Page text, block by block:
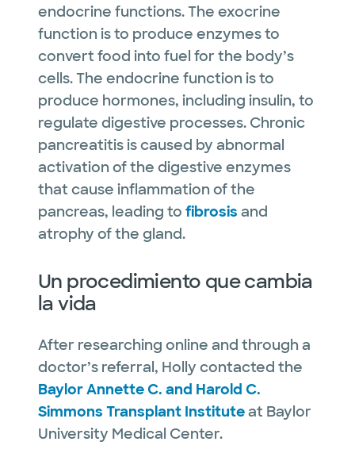
endocrine functions. The exocrine
function is to produce enzymes to
convert food into fuel for the body’s
cells. The endocrine function is to
produce hormones, including insulin, to
regulate digestive processes. Chronic
pancreatitis is caused by abnormal
activation of the digestive enzymes
that cause inflammation of the
pancreas, leading to fibrosis and
atrophy of the gland.
Un procedimiento que cambia
la vida
After researching online and through a
doctor’s referral, Holly contacted the
Baylor Annette C. and Harold C.
Simmons Transplant Instituteat Baylor
University Medical Center.